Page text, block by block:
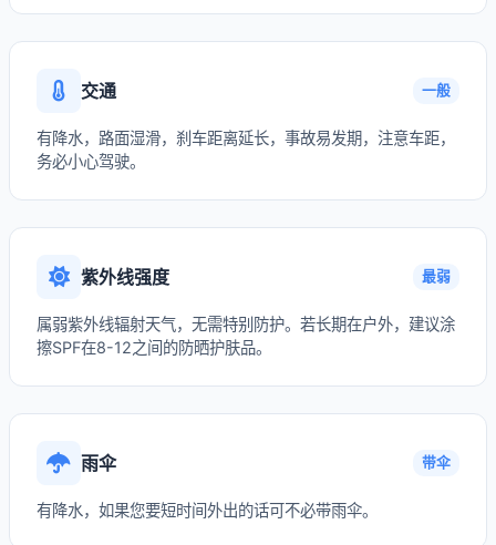
交通 一般
有降水，路面湿滑，刹车距离延长，事故易发期，注意车距，
务必小心驾驶。
紫外线强度 最弱
属弱紫外线辐射天气，无需特别防护。若长期在户外，建议涂
擦SPF在8-12之间的防晒护肤品。
雨伞 带伞
有降水，如果您要短时间外出的话可不必带雨伞。